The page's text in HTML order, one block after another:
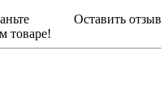
Оставить отзыв
товаре!